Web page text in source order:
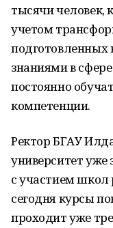
тысячи человек,
учетом
знаниями в
постоянно
компетенции.
Ректор БГАУ
университет уже
с участием школ
сегодня курсы
проходит уже